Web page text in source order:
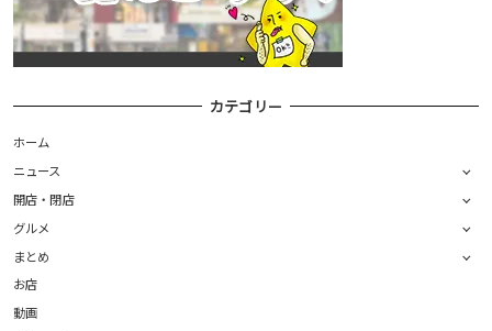
カテゴリー
ホーム
ニュース
開店・閉店
グルメ
まとめ
お店
動画